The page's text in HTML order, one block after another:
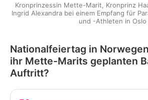
Kronprinzessin Mette-Marit, Kronprinz
Ingrid Alexandra bei einem Empfang für
und -Athleten in Oslo
Nationalfeiertag in
ihr Mette-Marits geplanten
Auftritt?